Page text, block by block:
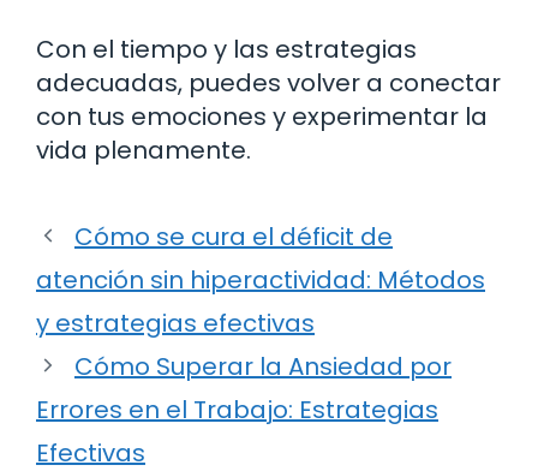
Con el tiempo y las estrategias
adecuadas, puedes volver a conectar
con tus emociones y experimentar la
vida plenamente.
Cómo se cura el déficit de
atención sin hiperactividad: Métodos
y estrategias efectivas
Cómo Superar la Ansiedad por
Errores en el Trabajo: Estrategias
Efectivas